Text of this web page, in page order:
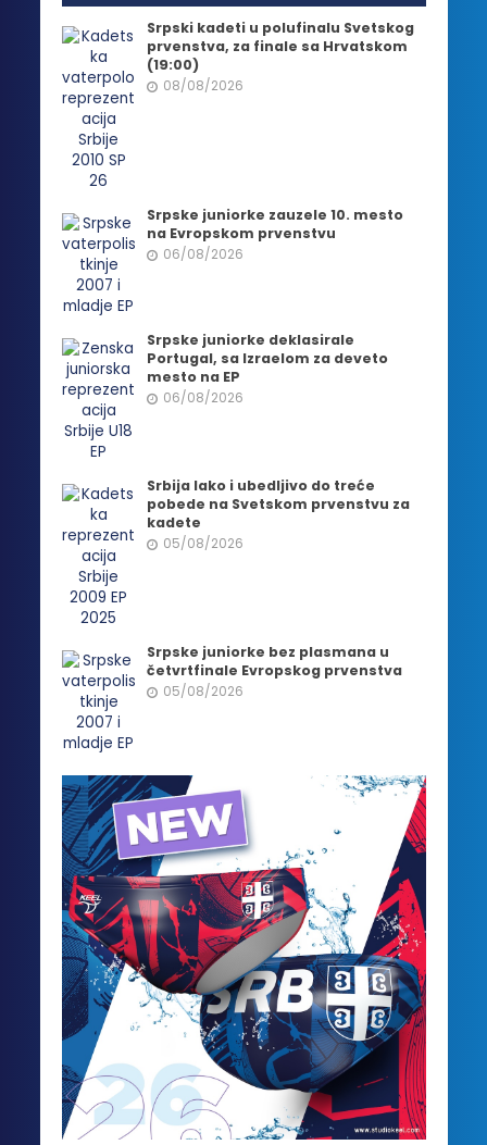
Srpski kadeti u polufinalu Svetskog
prvenstva, za finale sa Hrvatskom
(19:00)
08/08/2026
Srpske juniorke zauzele 10. mesto
na Evropskom prvenstvu
06/08/2026
Srpske juniorke deklasirale
Portugal, sa Izraelom za deveto
mesto na EP
06/08/2026
Srbija lako i ubedljivo do treće
pobede na Svetskom prvenstvu za
kadete
05/08/2026
Srpske juniorke bez plasmana u
četvrtfinale Evropskog prvenstva
05/08/2026